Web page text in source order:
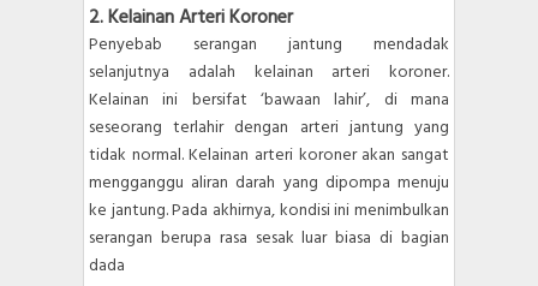
2. Kelainan Arteri Koroner
Penyebab serangan jantung mendadak
selanjutnya adalah kelainan arteri koroner.
Kelainan ini bersifat ‘bawaan lahir’, di mana
seseorang terlahir dengan arteri jantung yang
tidak normal. Kelainan arteri koroner akan sangat
mengganggu aliran darah yang dipompa menuju
ke jantung. Pada akhirnya, kondisi ini menimbulkan
serangan berupa rasa sesak luar biasa di bagian
dada